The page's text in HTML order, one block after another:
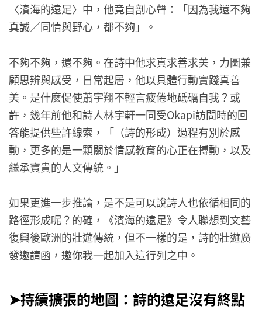
〈濱海的遠足〉中，他竟自剖心聲：「因為我還不夠
真誠／同情與野心，都不夠」。
不夠不夠，還不夠。在詩中他求真求善求美，力圖兼
顧思辨與感受，日常起居，他以具體行動實踐真善
美。是什麼促使蕭宇翔不輕言疲倦地砥礪自我？或
許，幾年前他和詩人林宇軒一同受Okapi訪問時的回
答能提供些許線索，「（詩的形成）過程有別於感
動，更多的是一顆關於情感教育的心正在搏動，以及
繼承寶貴的人文傳統。」
如果更進一步推論，是不是可以說詩人也依循相同的
路徑形成呢？的確，《濱海的遠足》令人聯想到文藝
復興後歐洲的壯遊傳統，但不一樣的是，詩的壯遊廣
發邀請函，邀你我一起加入這行列之中。
➤持續擴張的地圖：詩的遠足沒有終點